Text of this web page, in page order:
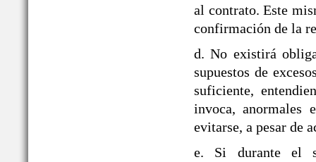
al contrato. Este
confirmación de la
d. No existirá
supuestos de
suficiente,
invoca, anormales
evitarse, a pesar de
e. Si durante el